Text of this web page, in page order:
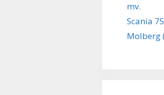
mv.
Scania
Molberg